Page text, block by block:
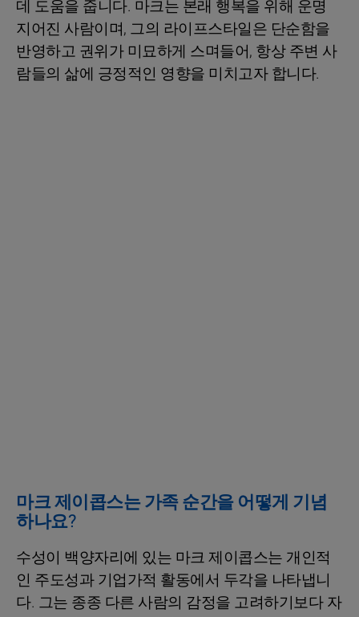
데 도움을 줍니다. 마크는 본래 행복을 위해 운명
지어진 사람이며, 그의 라이프스타일은 단순함을
반영하고 권위가 미묘하게 스며들어, 항상 주변 사
람들의 삶에 긍정적인 영향을 미치고자 합니다.
마크 제이콥스는 가족 순간을 어떻게 기념
하나요?
수성이 백양자리에 있는 마크 제이콥스는 개인적
인 주도성과 기업가적 활동에서 두각을 나타냅니
다. 그는 종종 다른 사람의 감정을 고려하기보다 자